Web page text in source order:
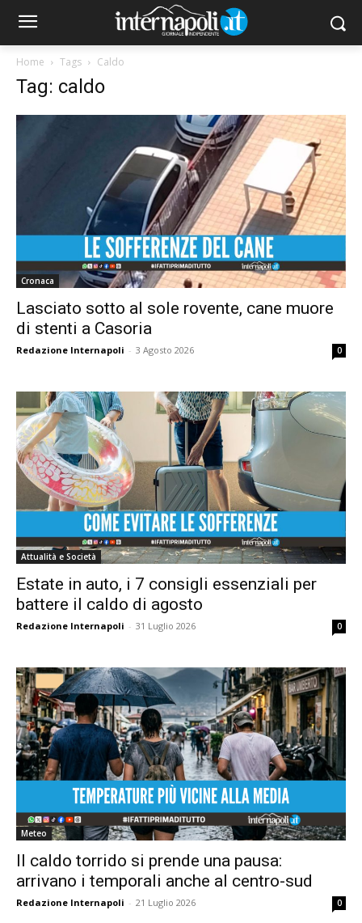
Home Tags Caldo
Tag: caldo
Cronaca
Lasciato sotto al sole rovente, cane muore
di stenti a Casoria
Redazione Internapoli - 3 Agosto 2026 0
Attualità e Società
Estate in auto, i 7 consigli essenziali per
battere il caldo di agosto
Redazione Internapoli - 31 Luglio 2026 0
Meteo
Il caldo torrido si prende una pausa:
arrivano i temporali anche al centro-sud
Redazione Internapoli - 21 Luglio 2026 0